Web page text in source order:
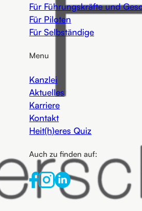
Für Führungskräfte und
Für Piloten
Für Selbständige
Menu
Kanzlei
Aktuelles
Karriere
Kontakt
Heit(h)eres Quiz
Auch zu finden auf: